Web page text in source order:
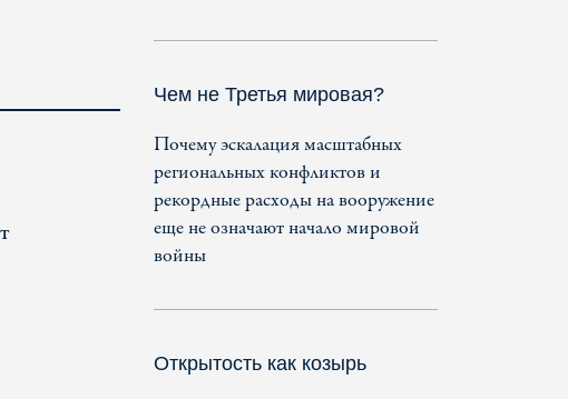
Чем не Третья мировая?
Почему эскалация масштабных
региональных конфликтов и
рекордные расходы на вооружение
еще не означают начало мировой
войны
Открытость как козырь